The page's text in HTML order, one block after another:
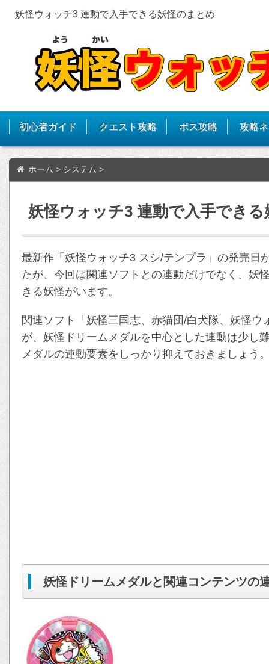
妖怪ウォッチ3 連動で入手できる妖怪のまとめ
初心者ガイド クエスト攻略 ボス攻略 攻略
ホーム > システム >
妖怪ウォッチ3 連動で入手でき
最新作「妖怪ウォッチ3 スシ/テンプラ」の発売日
たが、今回は関連ソフトとの連動だけでなく、妖
きる妖怪がいます。
関連ソフト「妖怪三国志、赤猫団/白犬隊、妖怪
が、妖怪ドリームメダルを中心とした連動は少し
メダルの連動要素をしっかり抑えておきましょう
妖怪ドリームメダルと関連コンテンツの